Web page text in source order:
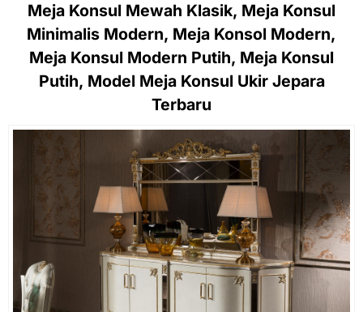
Meja Konsul Mewah Klasik, Meja Konsul
Minimalis Modern, Meja Konsol Modern,
Meja Konsul Modern Putih, Meja Konsul
Putih, Model Meja Konsul Ukir Jepara
Terbaru